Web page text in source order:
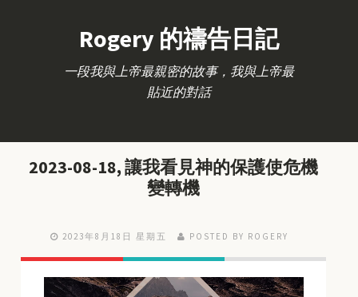
Rogery 的禱告日記
一段我與上帝最親密的故事，我與上帝最
貼近的對話
2023-08-18, 讓我看見神的保護使危機
變轉機
2023年8月18日 星期五 POSTED BY ROGERY